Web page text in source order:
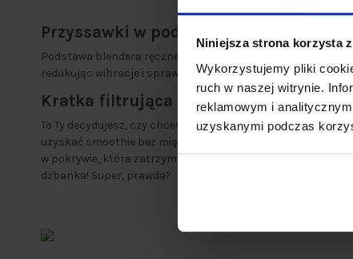
Niniejsza strona korzysta
Wykorzystujemy pliki
ruch w naszej witrynie.
reklamowym i
uzyskanymi podczas
Przyssawki w podstawie, zapewniająca
Podstawa blendera ręcznego zawiera 4 przyssawki, które
redukując wibracje i sprawiając, że blender jest bardzo
Kratka filtrująca w pokrywie
To Ty decydujesz, czy chcesz sporządzić smoothie lub
uzyskać smoothie bez miąższu, możesz zgromadzić tylko
w pokrywie, która zatrzymuje miąższ i włókniste części
dzbanka! Super, prawda?